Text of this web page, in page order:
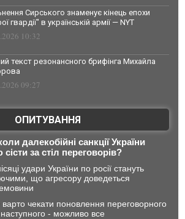
Сирського знаменує кінець епохи
гвардії" в українській армії — NYT
10:32
текст резонансного брифінга Михайла
09:27
ОПИТУВАННЯ
далекобійні санкції України
за стіл переговорів?
удари України по росії стануть
що агресору доведеться
чекати поновлення переговорного
- можливо все